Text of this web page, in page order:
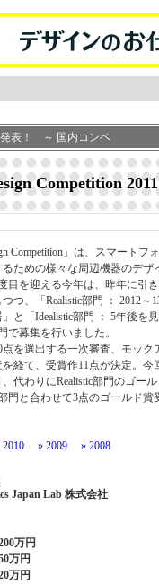
表！ ～ 国内コンペ
Competition 2011
Competition」は、スマートフ
ための様々な周辺機器のデザ
目を迎える今年は、昨年に引
つ、「Realistic部門 ： 2012～
と「Idealistic部門 ： 5年後を
で募集を行いました。
を選出する一次審査、モック
経て、受賞作11点が決定。今
代わりにRealistic部門のゴー
門と合わせて3点のゴールド賞
2010 » 2009 » 2008
Japan Lab 株式会社
万円
万円
万円